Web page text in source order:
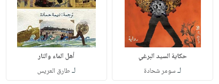
حكاية السيد البرغي
لـسومر شحادة
أهل الماء والنار
لـطارق العريس